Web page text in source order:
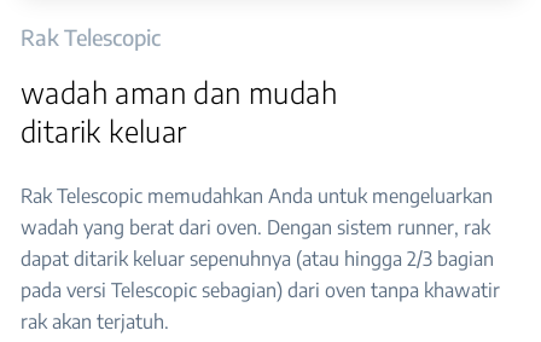
Rak Telescopic
wadah aman dan mudah
ditarik keluar
Rak Telescopic memudahkan Anda untuk mengeluarkan
wadah yang berat dari oven. Dengan sistem runner, rak
dapat ditarik keluar sepenuhnya (atau hingga 2/3 bagian
pada versi Telescopic sebagian) dari oven tanpa khawatir
rak akan terjatuh.